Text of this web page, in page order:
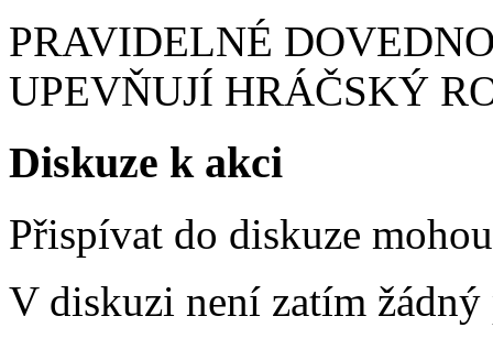
PRAVIDELNÉ
UPEVŇUJÍ HRÁČSKÝ
Diskuze k akci
Přispívat do diskuze
V diskuzi není zatím žádný